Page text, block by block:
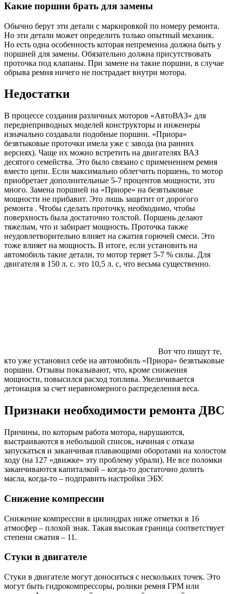
Какие поршни брать для замены
Обычно берут эти детали с маркировкой по номеру ремонта.
Но эти детали может определить только опытный механик.
Но есть одна особенность которая непременна должна быть у
поршней для замены. Обязательно должна присутствовать
проточка под клапаны. При замене на такие поршни, в случае
обрыва ремня ничего не пострадает внутри мотора.
Недостатки
В процессе создания различных моторов «АвтоВАЗ» для
переднеприводных моделей конструкторы и инженеры
изначально создавали подобные поршни. «Приора»
безвтыковые проточки имела уже с завода (на ранних
версиях). Чаще их можно встретить на двигателях ВАЗ
десятого семейства. Это было связано с применением ремня
вместо цепи. Если максимально облегчить поршень, то мотор
приобретает дополнительные 5-7 процентов мощности, это
много. Замена поршней на «Приоре» на безвтыковые
мощности не прибавит. Это лишь защитит от дорогого
ремонта . Чтобы сделать проточку, необходимо, чтобы
поверхность была достаточно толстой. Поршень делают
тяжелым, что и забирает мощность. Проточка также
неудовлетворительно влияет на сжатия горючей смеси. Это
тоже влияет на мощность. В итоге, если установить на
автомобиль такие детали, то мотор теряет 5-7 % силы. Для
двигателя в 150 л. с. это 10,5 л. с, что весьма существенно.
Вот что пишут те,
кто уже установил себе на автомобиль «Приора» безвтыковые
поршни. Отзывы показывают, что, кроме снижения
мощности, повысился расход топлива. Увеличивается
детонация за счет неравномерного распределения веса.
Признаки необходимости ремонта ДВС
Причины, по которым работа мотора, нарушаются,
выстраиваются в небольшой список, начиная с отказа
запускаться и заканчивая плавающими оборотами на холостом
ходу (на 127 «движке» эту проблему убрали). Не все поломки
заканчиваются капиталкой – когда-то достаточно долить
масла, когда-то – подправить настройки ЭБУ.
Снижение компрессии
Снижение компрессии в цилиндрах ниже отметки в 16
атмосфер – плохой знак. Такая высокая граница соответствует
степени сжатия – 11.
Стуки в двигателе
Стуки в двигателе могут доноситься с нескольких точек. Это
могут быть гидрокомпрессоры, ролики ремня ГРМ или